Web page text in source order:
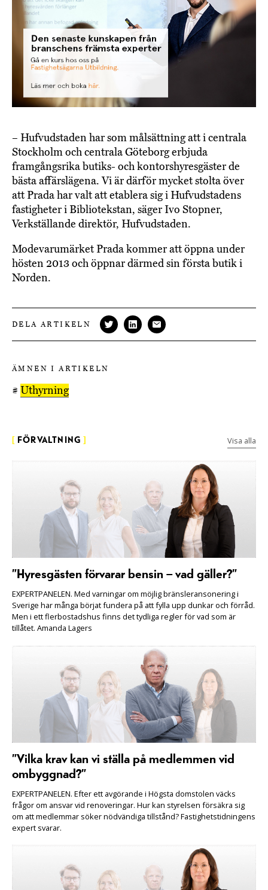
– Hufvudstaden har som målsättning att i centrala
Stockholm och centrala Göteborg erbjuda
framgångsrika butiks- och kontorshyresgäster de
bästa affärslägena. Vi är därför mycket stolta över
att Prada har valt att etablera sig i Hufvudstadens
fastigheter i Bibliotekstan, säger Ivo Stopner,
Verkställande direktör, Hufvudstaden.
Modevarumärket Prada kommer att öppna under
hösten 2013 och öppnar därmed sin första butik i
Norden.
DELA ARTIKELN
ÄMNEN I ARTIKELN
# Uthyrning
FÖRVALTNING Visa alla
”Hyresgästen förvarar bensin – vad gäller?”
EXPERTPANELEN. Med varningar om möjlig bränsleransonering i
Sverige har många börjat fundera på att fylla upp dunkar och förråd.
Men i ett flerbostadshus finns det tydliga regler för vad som är
tillåtet. Amanda Lagers
”Vilka krav kan vi ställa på medlemmen vid
ombyggnad?”
EXPERTPANELEN. Efter ett avgörande i Högsta domstolen väcks
frågor om ansvar vid renoveringar. Hur kan styrelsen försäkra sig
om att medlemmar söker nödvändiga tillstånd? Fastighetstidningens
expert svarar.